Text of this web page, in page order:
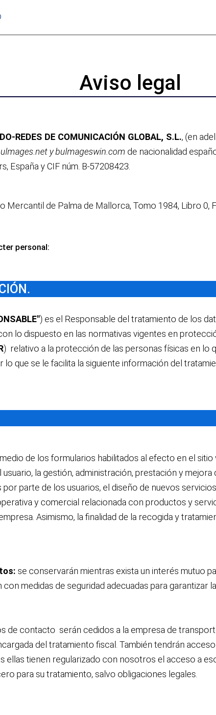
Aviso legal
REDES DE COMUNICACIÓN GLOBAL, S.L., (en
ybulmageswin.com de nacionalidad
España y CIF núm. B-57208423.
de Palma de Mallorca, Tomo 1984, Libro 0,
personal:
) es el Responsable del tratamiento de los
lo dispuesto en las normativas vigentes en
) relativo a la protección de las personas físicas en lo
que se le facilita la siguiente información del
de los formularios habilitados al efecto en el
la gestión, administración, prestación y
parte de los usuarios, el diseño de nuevos
y comercial relacionada con productos y
Asimismo, la finalidad de la recogida y
se conservarán mientras exista un interés mutuo
con medidas de seguridad adecuadas para
de contacto serán cedidos a la empresa de
del tratamiento fiscal. También tendrán
ellas tienen regularizado con nosotros el acceso a
para su tratamiento, salvo obligaciones legales.